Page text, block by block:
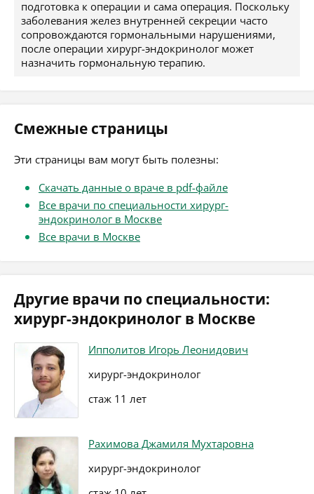
подготовка к операции и сама операция. Поскольку
заболевания желез внутренней секреции часто
сопровождаются гормональными нарушениями,
после операции хирург-эндокринолог может
назначить гормональную терапию.
Смежные страницы
Эти страницы вам могут быть полезны:
Скачать данные о враче в pdf-файле
Все врачи по специальности хирург-
эндокринолог в Москве
Все врачи в Москве
Другие врачи по специальности:
хирург-эндокринолог в Москве
Ипполитов Игорь Леонидович
хирург-эндокринолог
стаж 11 лет
Рахимова Джамиля Мухтаровна
хирург-эндокринолог